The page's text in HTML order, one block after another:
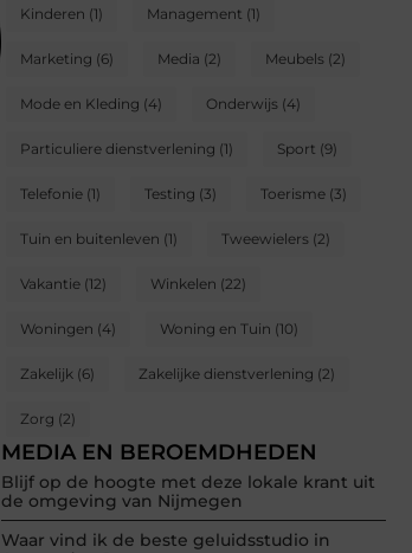
Kinderen (1) Management (1)
Marketing (6) Media (2) Meubels (2)
Mode en Kleding (4) Onderwijs (4)
Particuliere dienstverlening (1) Sport (9)
Telefonie (1) Testing (3) Toerisme (3)
Tuin en buitenleven (1) Tweewielers (2)
Vakantie (12) Winkelen (22)
Woningen (4) Woning en Tuin (10)
Zakelijk (6) Zakelijke dienstverlening (2)
Zorg (2)
MEDIA EN BEROEMDHEDEN
Blijf op de hoogte met deze lokale krant uit
de omgeving van Nijmegen
Waar vind ik de beste geluidsstudio in